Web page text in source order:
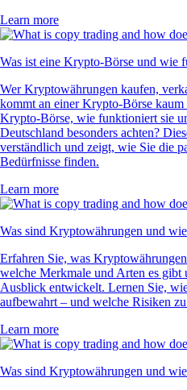
Learn more
Was ist eine Krypto-Börse und wie
Wer Kryptowährungen kaufen,
kommt an einer Krypto-Börse
Krypto-Börse, wie funktioniert sie
Deutschland besonders achten?
verständlich und zeigt, wie Sie die
Bedürfnisse finden.
Learn more
Was sind Kryptowährungen und
Erfahren Sie, was
welche Merkmale und Arten es
Ausblick entwickelt. Lernen Sie,
aufbewahrt – und welche Risiken
Learn more
Was sind Kryptowährungen und